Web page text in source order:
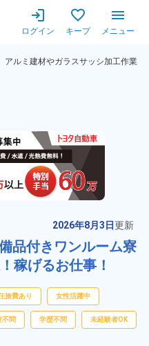
ログイン キープ メニュー
アルミ建材やガラスサッシ加工作業
ラスサッシ
2026年8月3日更新
品付きワンルーム寮
稼げるお仕事！
旅費あり 女性活躍中
不問 学歴不問 未経験者OK